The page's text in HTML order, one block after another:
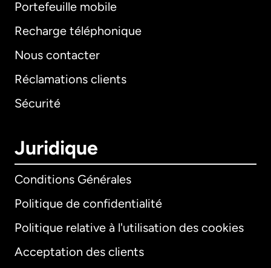
Portefeuille mobile
Recharge téléphonique
Nous contacter
Réclamations clients
Sécurité
Juridique
Conditions Générales
Politique de confidentialité
Politique relative à l'utilisation des cookies
Acceptation des clients